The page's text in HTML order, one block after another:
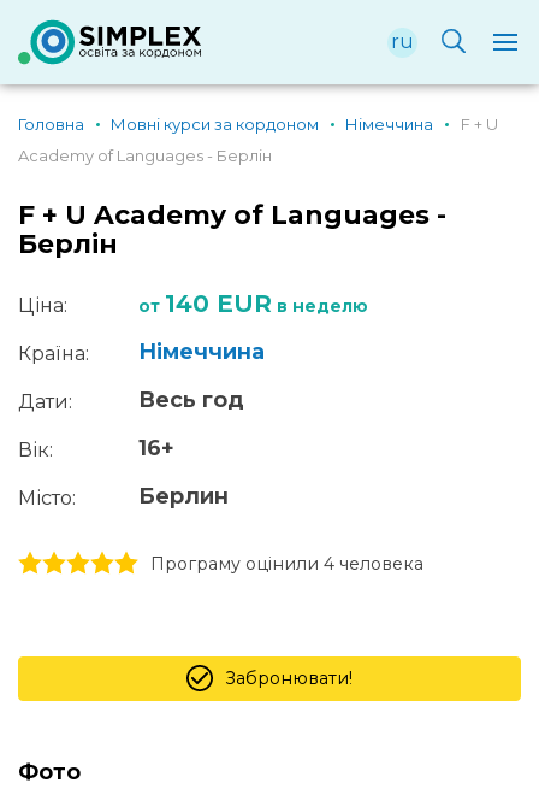
ru
Головна Мовні курси за кордоном Німеччина
F + U
Academy of Languages ​​- Берлін
F + U Academy of Languages ​​-
Берлін
Ціна: от 140 EUR в неделю
Країна: Німеччина
Дати: Весь год
Вік: 16+
Місто: Берлин
5 stars
4 stars
3 stars
2 stars
1 stars Програму оцінили 4 человекa
Забронювати!
Фото